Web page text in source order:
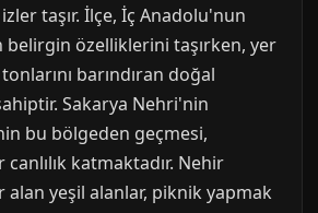
taşır. İlçe, İç Anadolu'nun
özelliklerini taşırken, yer
barındıran doğal
Sakarya Nehri'nin
bu bölgeden geçmesi,
katmaktadır. Nehir
alan yeşil alanlar, piknik yapmak